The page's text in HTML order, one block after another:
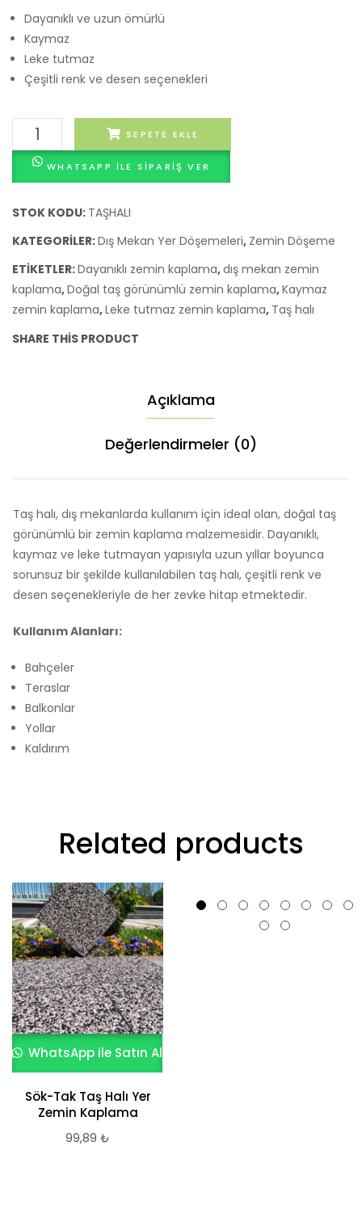
Dayanıklı ve uzun ömürlü
Kaymaz
Leke tutmaz
Çeşitli renk ve desen seçenekleri
Halı
adet
SEPETE EKLE
WHATSAPP ILE SIPARIŞ VER
STOK KODU: TAŞHALI
KATEGORILER:Dış Mekan Yer Döşemeleri, Zemin Döşeme
ETIKETLER:Dayanıklı zemin kaplama,dış mekan zemin
kaplama,Doğal taş görünümlü zemin kaplama,Kaymaz
zemin kaplama,Leke tutmaz zemin kaplama, Taş halı
SHARE THIS PRODUCT
Açıklama
Değerlendirmeler (0)
Taş halı, dış mekanlarda kullanım için ideal olan, doğal taş
görünümlü bir zemin kaplama malzemesidir. Dayanıklı,
kaymaz ve leke tutmayan yapısıyla uzun yıllar boyunca
sorunsuz bir şekilde kullanılabilen taş halı, çeşitli renk ve
desen seçenekleriyle de her zevke hitap etmektedir.
Kullanım Alanları:
Bahçeler
Teraslar
Balkonlar
Yollar
Kaldırım
Related products
WhatsApp ile Satın Al
Sök-Tak Taş Halı Yer
Zemin Kaplama
99,89 ₺